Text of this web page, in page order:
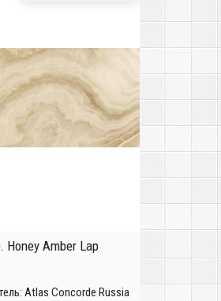
Honey Amber Lap
Atlas Concorde Russia